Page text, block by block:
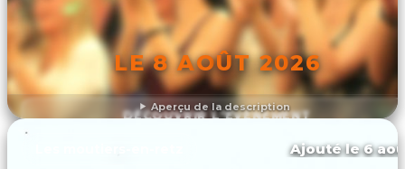
Aperçu de la description
LE 8 AOÛT 2026
DÉCOUVRIR L'ÉVÉNEMENT
Ajouté le 6